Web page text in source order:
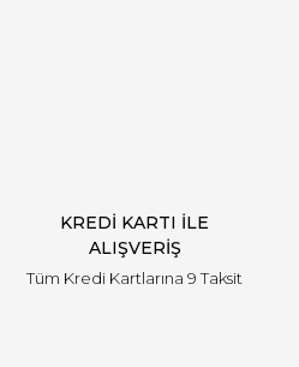
KREDİ KARTI İLE
ALIŞVERİŞ
Tüm Kredi Kartlarına 9 Taksit